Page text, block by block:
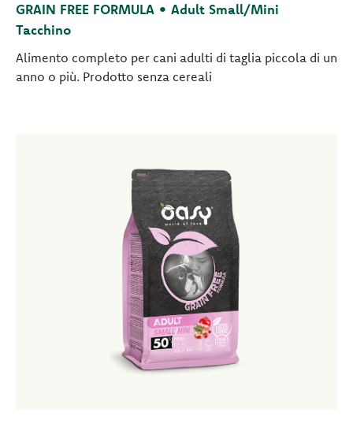
GRAIN FREE FORMULA • Adult Small/Mini
Tacchino
Alimento completo per cani adulti di taglia piccola di un
anno o più. Prodotto senza cereali